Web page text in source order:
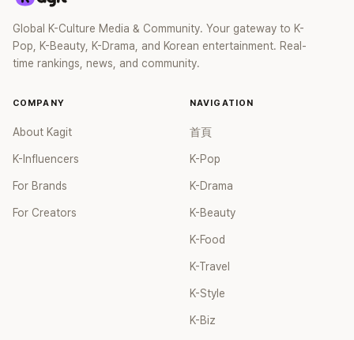
Global K-Culture Media & Community. Your gateway to K-
Pop, K-Beauty, K-Drama, and Korean entertainment. Real-
time rankings, news, and community.
COMPANY
About Kagit
K-Influencers
For Brands
For Creators
NAVIGATION
首頁
K-Pop
K-Drama
K-Beauty
K-Food
K-Travel
K-Style
K-Biz